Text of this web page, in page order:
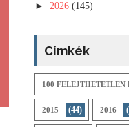
► 2026 (145)
Címkék
100 FELEJTHETETLEN
2015 (44) 2016